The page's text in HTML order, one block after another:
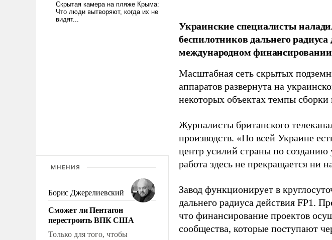
МНЕНИЯ
Борис Джерелиевский
Сможет ли Пентагон
перестроить ВПК США
Только для того, чтобы
Украинские специалисты
беспилотников дальнего
международном
Масштабная сеть скрытых
аппаратов развернута на
некоторых объектах темпы
Журналисты британского
производств. «По всей Украине
центр усилий страны по созданию
работа здесь не прекращается ни
Завод функционирует в
дальнего радиуса действия FP1.
что финансирование проектов
сообщества, которые поступают